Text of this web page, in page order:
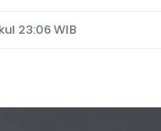
23:06 WIB